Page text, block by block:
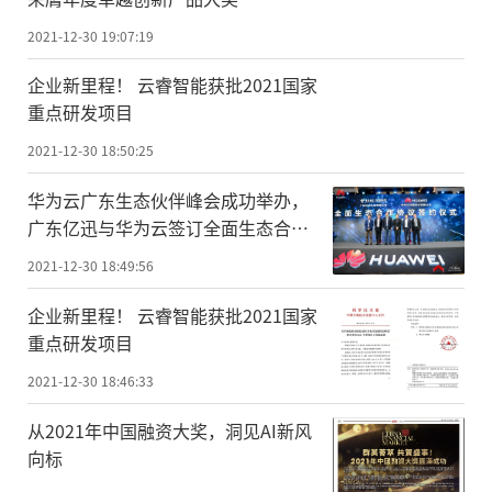
2021-12-30 19:07:19
企业新里程！ 云睿智能获批2021国家
重点研发项目
2021-12-30 18:50:25
华为云广东生态伙伴峰会成功举办，
广东亿迅与华为云签订全面生态合作
协议
2021-12-30 18:49:56
企业新里程！ 云睿智能获批2021国家
重点研发项目
2021-12-30 18:46:33
从2021年中国融资大奖，洞见AI新风
向标